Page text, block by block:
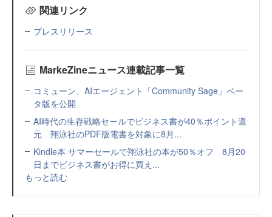
関連リンク
プレスリリース
MarkeZineニュース連載記事一覧
コミューン、AIエージェント「Community Sage」ベー
タ版を公開
AI時代の生存戦略セールでビジネス書が40％ポイント還
元 翔泳社のPDF版電書を対象に8月...
Kindle本 サマーセールで翔泳社の本が50％オフ 8月20
日までビジネス書がお得に買え...
もっと読む